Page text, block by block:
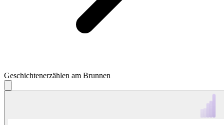
Geschichtenerzählen am Brunnen